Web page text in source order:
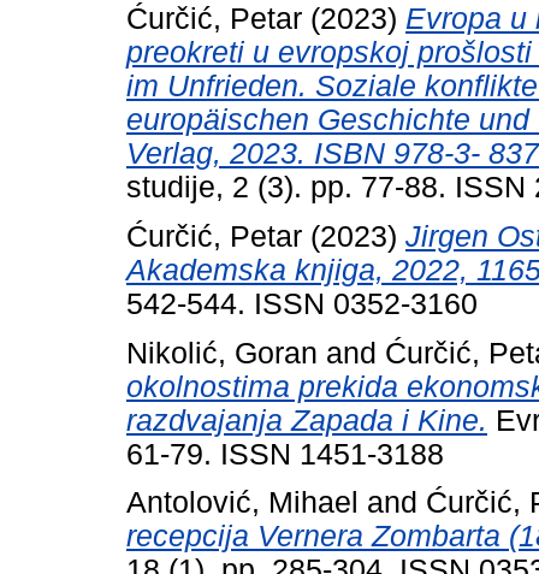
Ćurčić, Petar (2023) Evropa u
preokreti u evropskoj
im Unfrieden. Soziale
europäischen Geschichte
Verlag, 2023. ISBN 978-3-
studije, 2 (3). pp. 77-88. ISSN
Ćurčić, Petar (2023) Jirgen
Akademska knjiga, 2022,
542-544. ISSN 0352-3160
Nikolić, Goran and Ćurčić,
okolnostima prekida
razdvajanja Zapada i Kine.
61-79. ISSN 1451-3188
Antolović, Mihael and Ćurčić,
recepcija Vernera Zombarta